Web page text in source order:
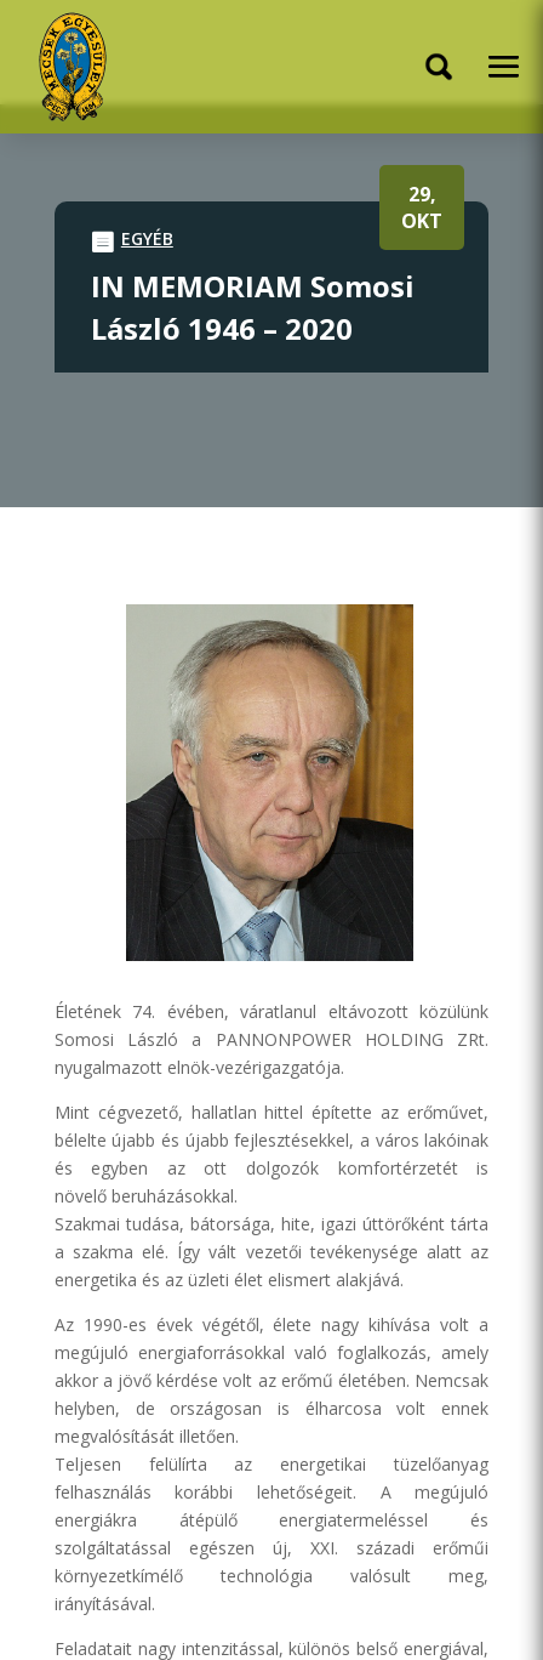
29,
OKT
EGYÉB
IN MEMORIAM Somosi
László 1946 – 2020
Életének 74. évében, váratlanul eltávozott közülünk
Somosi László a PANNONPOWER HOLDING ZRt.
nyugalmazott elnök-vezérigazgatója.
Mint cégvezető, hallatlan hittel építette az erőművet,
bélelte újabb és újabb fejlesztésekkel, a város lakóinak
és egyben az ott dolgozók komfortérzetét is
növelő beruházásokkal.
Szakmai tudása, bátorsága, hite, igazi úttörőként tárta
a szakma elé. Így vált vezetői tevékenysége alatt az
energetika és az üzleti élet elismert alakjává.
Az 1990-es évek végétől, élete nagy kihívása volt a
megújuló energiaforrásokkal való foglalkozás, amely
akkor a jövő kérdése volt az erőmű életében. Nemcsak
helyben, de országosan is élharcosa volt ennek
megvalósítását illetően.
Teljesen felülírta az energetikai tüzelőanyag
felhasználás korábbi lehetőségeit. A megújuló
energiákra átépülő energiatermeléssel és
szolgáltatással egészen új, XXI. századi erőműi
környezetkímélő technológia valósult meg,
irányításával.
Feladatait nagy intenzitással, különös belső energiával,